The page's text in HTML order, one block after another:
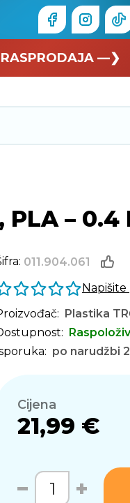
—❯
RASPRODAJA —❯
–
011.904.061
Plastika
po narudžbi
Cijena
21,99 €